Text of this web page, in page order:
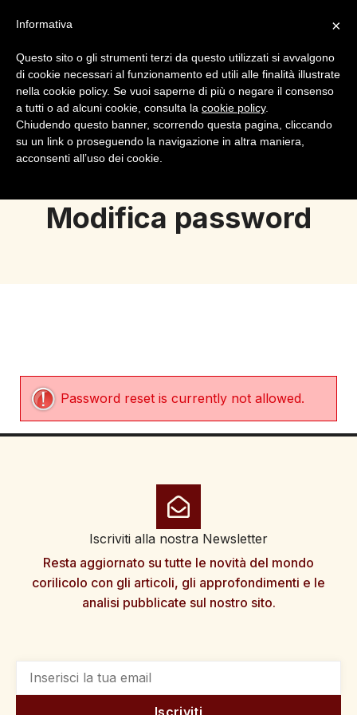
Login Registrazione
Modifica password
Password reset is currently not allowed.
Iscriviti alla nostra Newsletter
Resta aggiornato su tutte le novità del mondo
corilicolo con gli articoli, gli approfondimenti e le
analisi pubblicate sul nostro sito.
×
Informativa
Questo sito o gli strumenti terzi da questo utilizzati si avvalgono
di cookie necessari al funzionamento ed utili alle finalità illustrate
nella cookie policy. Se vuoi saperne di più o negare il consenso
a tutti o ad alcuni cookie, consulta la cookie policy.
Chiudendo questo banner, scorrendo questa pagina, cliccando
su un link o proseguendo la navigazione in altra maniera,
acconsenti all’uso dei cookie.